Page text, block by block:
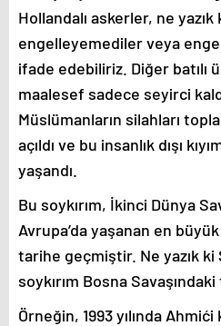
Hollandalı askerler, ne yazık
engelleyemediler veya
ifade edebiliriz. Diğer batılı
maalesef sadece seyirci
Müslümanların silahları
açıldı ve bu insanlık dışı
yaşandı.
Bu soykırım, İkinci Dünya
Avrupa’da yaşanan en
tarihe geçmiştir. Ne yazık ki
soykırım Bosna
Örneğin, 1993 yılında